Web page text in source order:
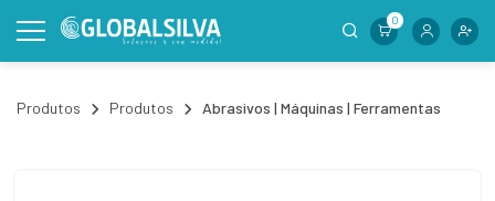
0
Produtos Produtos Abrasivos | Máquinas | Ferramentas